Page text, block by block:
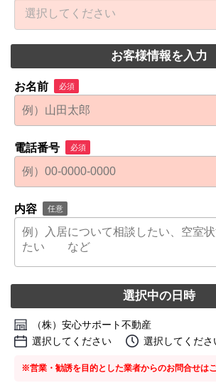
お客様情報を入力
お名前 必須
電話番号 必須
内容 任意
選択中の日時
（株）安心サポート不動産
選択してください
選択してくださ
※営業・勧誘を目的とした業者からのお問合せはご